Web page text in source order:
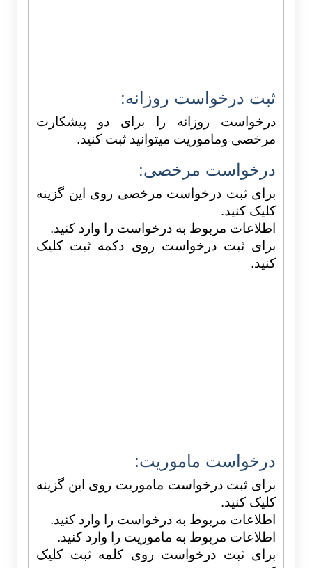
ثبت درخواست روزانه:
درخواست روزانه را برای دو پیشکارت
مرخصی وماموریت میتوانید ثبت کنید.
درخواست مرخصی:
برای ثبت درخواست مرخصی روی این گزینه
کلیک کنید.
اطلاعات مربوط به درخواست را وارد کنید.
برای ثبت درخواست روی دکمه ثبت کلیک
کنید.
درخواست ماموریت:
برای ثبت درخواست ماموریت روی این گزینه
کلیک کنید.
اطلاعات مربوط به درخواست را وارد کنید.
اطلاعات مربوط به ماموریت را وارد کنید.
برای ثبت درخواست روی کلمه ثبت کلیک